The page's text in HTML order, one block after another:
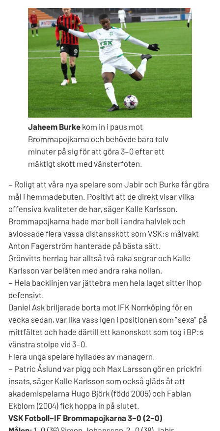
Jaheem Burkekom in i paus mot
Brommapojkarna och behövde bara tolv
minuter på sig för att göra 3–0 efter ett
mäktigt skott med vänsterfoten.
– Roligt att våra nya spelare som Jabir och Burke får göra
mål i hemmadebuten. Positivt att de direkt visar vilka
offensiva kvaliteter de har, säger Kalle Karlsson.
Brommapojkarna hade mer boll i andra halvlek och
avlossade flera vassa distansskott som VSK:s målvakt
Anton Fagerström hanterade på bästa sätt.
Grönvitts herrlag har alltså två raka segrar och Kalle
Karlsson var belåten med andra raka nollan.
– Hela backlinjen var jättebra men hela laget sitter ihop
defensivt.
Daniel Ask briljerade borta mot IFK Norrköping för en
vecka sedan, var lika vass igen i positionen som ”sexa” på
mittfältet och hade därtill ett kanonskott som tog i BP:s
vänstra stolpe vid 3–0.
Flera unga spelare hyllades av managern.
– Patric Åslund var pigg och Max Larsson gör en prickfri
insats, säger Kalle Karlsson som också gläds åt att
akademispelarna Hugo Björk (född 2005) och Fabian
Ekblom (2004) fick hoppa in på slutet.
VSK Fotboll–IF Brommapojkarna 3–0 (2–0)